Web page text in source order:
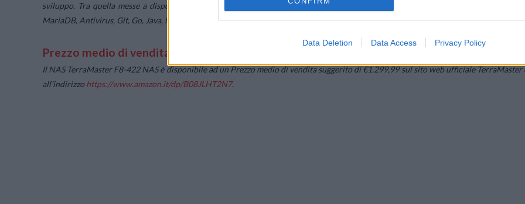
Data Deletion Data Access Privacy Policy
sviluppo. Tra quella messe a disposizione troviamo WordPress, MyWebSQL, Apache, Mail Server, CRM, Web Server,
MariaDB, Antivirus, Git, Go, Java, MyBB, Python e SVN.
Prezzo medio di vendita e disponibilità
Il NAS TerraMaster F8-422 NAS è disponibile ad un Prezzo medio di vendita suggerito di €1.299,99 sul sito web ufficiale TerraMaster
all’indirizzo https://www.amazon.it/dp/B08JLHT2N7.